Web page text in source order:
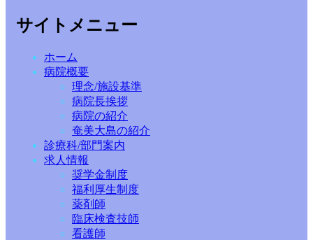
サイトメニュー
ホーム
病院概要
理念/施設基準
病院長挨拶
病院の紹介
奄美大島の紹介
診療科/部門案内
求人情報
奨学金制度
福利厚生制度
薬剤師
臨床検査技師
看護師